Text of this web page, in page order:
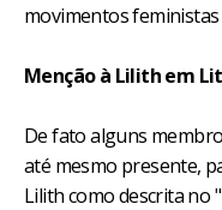
movimentos feministas
Menção à Lilith em
De fato alguns
até mesmo presente,
Lilith como descrita no